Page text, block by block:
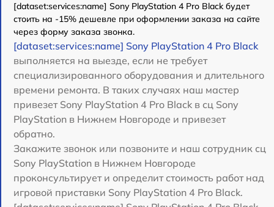
[dataset:services:name] Sony PlayStation 4 Pro Black будет
стоить на -15% дешевле при оформлении заказа на сайте
через форму заказа звонка.
[dataset:services:name] Sony PlayStation 4 Pro Black
выполняется на выезде, если не требует
специализированного оборудования и длительного
времени ремонта. В таких случаях наш мастер
привезет Sony PlayStation 4 Pro Black в сц Sony
PlayStation в Нижнем Новгороде и привезет
обратно.
Закажите звонок или позвоните и наш сотрудник сц
Sony PlayStation в Нижнем Новгороде
проконсультирует и определит стоимость работ над
игровой приставки Sony PlayStation 4 Pro Black.